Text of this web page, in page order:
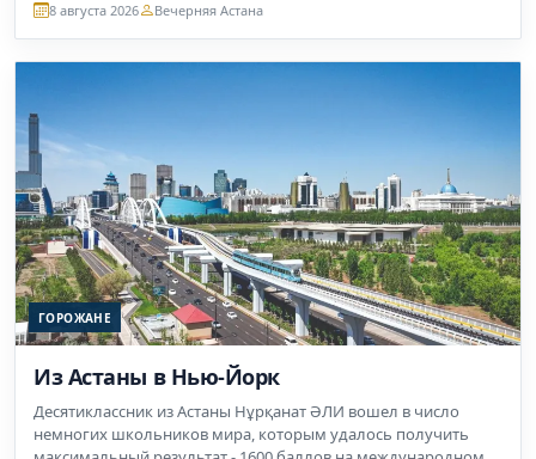
8 августа 2026 Вечерняя Астана
ГОРОЖАНЕ
Из Астаны в Нью-Йорк
Десятиклассник из Астаны Нұрқанат ӘЛИ вошел в число
немногих школьников мира, которым удалось получить